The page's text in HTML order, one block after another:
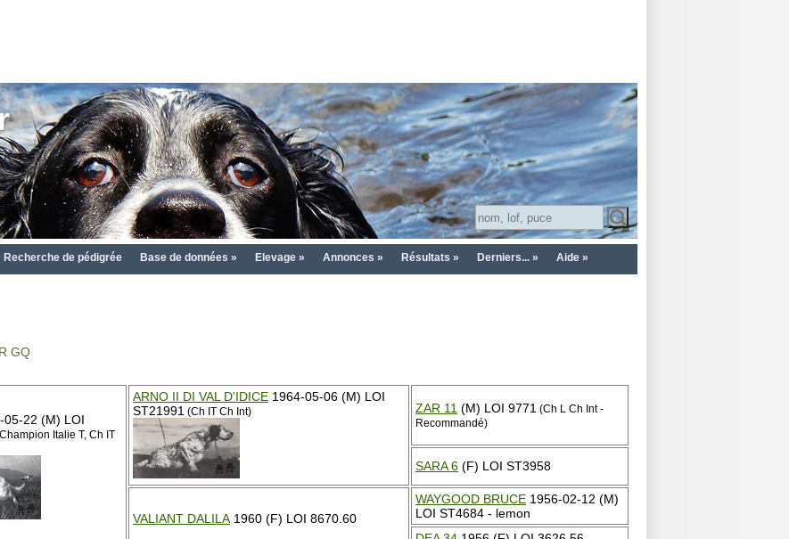
Recherche de pédigrée Base de données » Elevage » Annonces » Résultats » Derniers... » Aide »
GQ
05-22 (M) LOI
Italie T, Ch IT
ARNO II DI VAL D'IDICE 1964-05-06 (M) LOI
ST21991 (Ch IT Ch Int) ZAR 11 (M) LOI 9771 (Ch L Ch Int -
Recommandé)
SARA 6 (F) LOI ST3958
VALIANT DALILA 1960 (F) LOI 8670.60
WAYGOOD BRUCE 1956-02-12 (M)
LOI ST4684 - lemon